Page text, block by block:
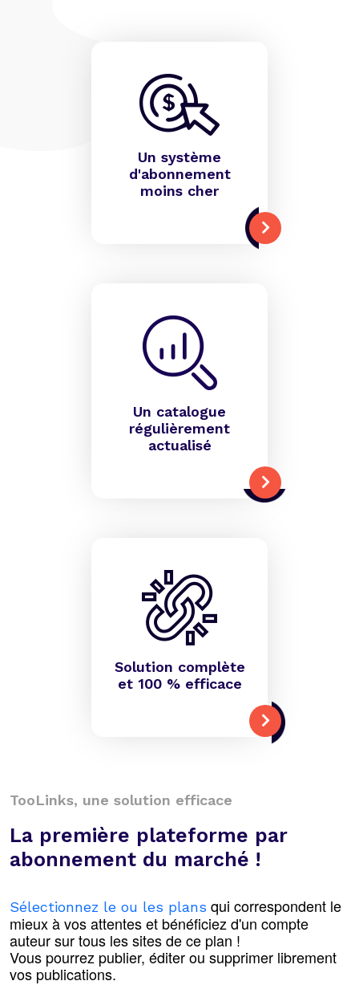
Un système
d'abonnement
moins cher
Un catalogue
régulièrement
actualisé
Solution complète
et 100 % efficace
TooLinks, une solution efficace
La première plateforme par
abonnement du marché !
Sélectionnez le ou les plans qui correspondent le
mieux à vos attentes et bénéficiez d'un compte
auteur sur tous les sites de ce plan !
Vous pourrez publier, éditer ou supprimer librement
vos publications.